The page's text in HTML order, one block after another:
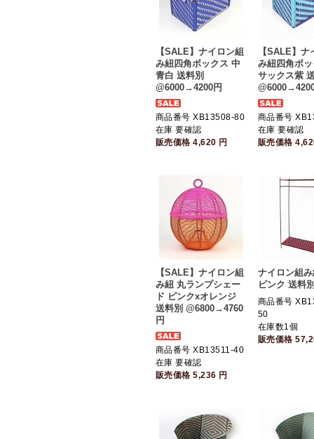
【SALE】ナイロン組
み紐四角ボックス 中
青白 送料別
@6000→4200円
商品番号 XB13508-80
在庫 要確認
販売価格4,620 円
【SALE】ナ
み紐四角ボ
サックス紫
商品番号
在庫 要確認
販売価格
【SALE】ナイロン組
み紐 丸ランプシェー
ド ピンクxオレンジ
送料別 @6800→4760
円
商品番号 XB13511-40
在庫 要確認
販売価格5,236 円
ナイロン組
ピンク 送料
商品番号
50
在庫数1個
販売価格